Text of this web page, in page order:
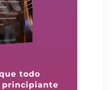
todo
principiante